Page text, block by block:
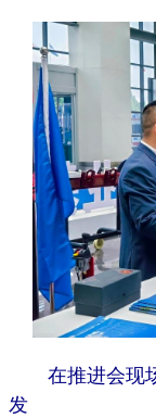
在推进会现场
发